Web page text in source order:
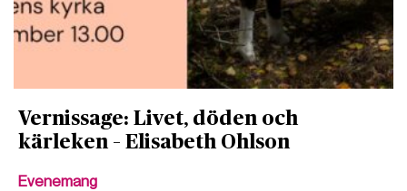
Vernissage: Livet, döden och
kärleken – Elisabeth Ohlson
Evenemang